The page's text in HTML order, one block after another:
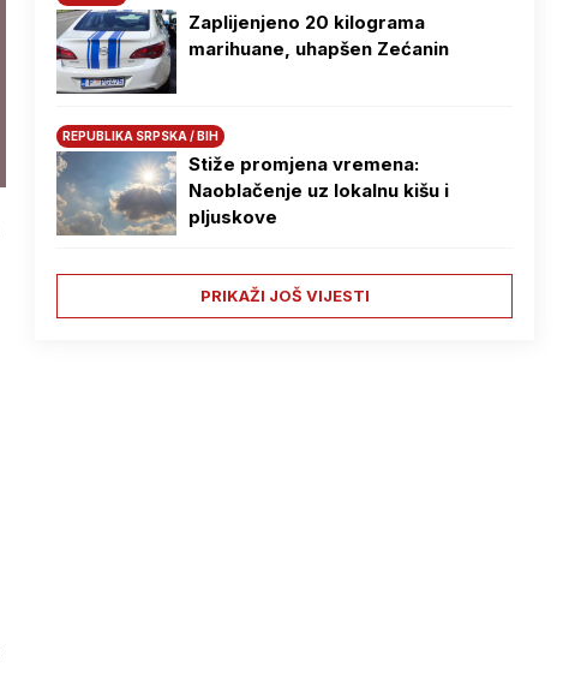
Zaplijenjeno 20 kilograma
marihuane, uhapšen Zećanin
REPUBLIKA SRPSKA / BIH
Stiže promjena vremena:
Naoblačenje uz lokalnu kišu i
pljuskove
PRIKAŽI JOŠ VIJESTI